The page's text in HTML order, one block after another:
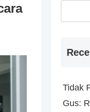
Tidak
Gus: